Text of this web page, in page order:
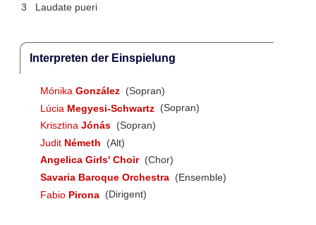
3
Laudate pueri
Interpreten der Einspielung
Mónika González (Sopran)
Lúcia Megyesi-Schwartz (Sopran)
Krisztina Jónás (Sopran)
Judit Németh
(Alt)
Angelica Girls' Choir (Chor)
Savaria Baroque Orchestra (Ensemble)
Fabio Pirona (Dirigent)